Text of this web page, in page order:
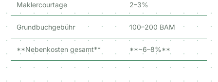
Maklercourtage 2–3%
Grundbuchgebühr 100–200 BAM
**Nebenkosten gesamt** **~6–8%**